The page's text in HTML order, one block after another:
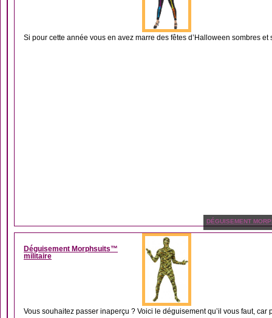
Si pour cette année vous en avez marre des fêtes d’Halloween sombres et
DÉGUISEMENT
Déguisement Morphsuits™
militaire
Vous souhaitez passer inaperçu ? Voici le déguisement qu’il vous faut, car